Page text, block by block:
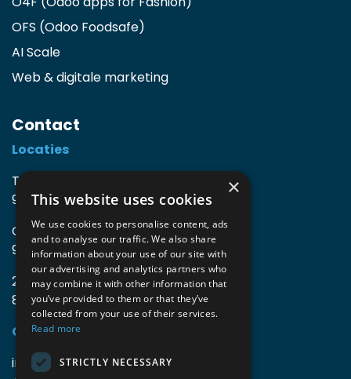
OFS (Odoo Foodsafe)
AI Scale
Web & digitale marketing
Contact
Locaties
TIO3 | O.Delghuststraat 60
9600 Ronse, België
Guido Gezellelaan 16
9800 Deinze, België
2mprove (web) | Westlaan 470
8800 Roeselare, België
Gegevens
info@accomodata.be
×
This website uses cookies
We use cookies to personalise content, ads
and to analyse our traffic. We also share
information about your use of our site with
our advertising and analytics partners who
may combine it with other information that
you’ve provided to them or that they’ve
collected from your use of their services.
Read more
STRICTLY NECESSARY